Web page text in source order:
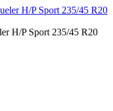
H/P Sport 235/45 R20